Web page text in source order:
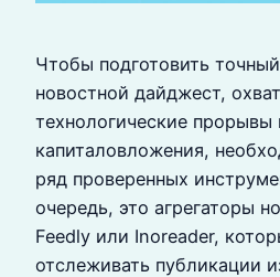
Чтобы подготовить
новостной дайджест,
технологические прорывы
капиталовложения,
ряд проверенных
очередь, это агрегаторы
Feedly или Inoreader,
отслеживать публикации